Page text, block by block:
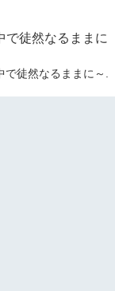
徒然なるままに
徒然なるままに～.